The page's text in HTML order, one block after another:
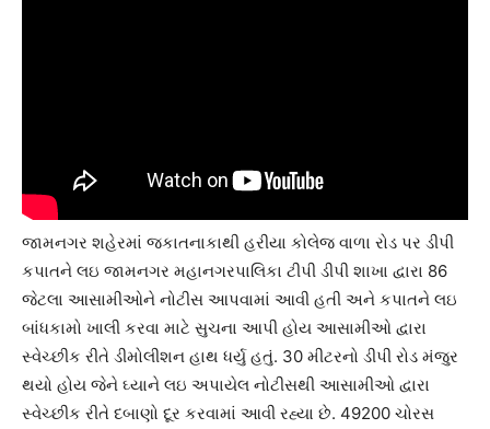
જામનગર શહેરમાં જકાતનાકાથી હરીયા કોલેજ વાળા રોડ પર ડીપી
કપાતને લઇ જામનગર મહાનગરપાલિકા ટીપી ડીપી શાખા દ્વારા 86
જેટલા આસામીઓને નોટીસ આપવામાં આવી હતી અને કપાતને લઇ
બાંધકામો ખાલી કરવા માટે સુચના આપી હોય આસામીઓ દ્વારા
સ્વેચ્છીક રીતે ડીમોલીશન હાથ ધર્યુ હતું. 30 મીટરનો ડીપી રોડ મંજુર
થયો હોય જેને ઘ્યાને લઇ અપાયેલ નોટીસથી આસામીઓ દ્વારા
સ્વેચ્છીક રીતે દબાણો દૂર કરવામાં આવી રહ્યા છે. 49200 ચોરસ